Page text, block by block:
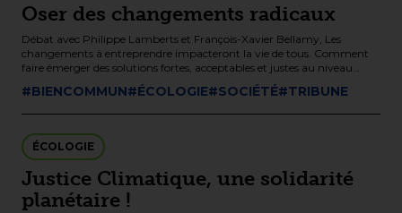
Oser des changements radicaux
Débat avec Philippe Lamberts et François-Xavier Bellamy, Les
changements à entreprendre impacteront la vie de tous. Comment
faire émerger des solutions fortes, acceptables et justes au niveau
européen? Débat avec […]
#BIENCOMMUN#ÉCOLOGIE#SOCIÉTÉ#TRIBUNE
ÉCOLOGIE
Justice Climatique, une solidarité
planétaire !